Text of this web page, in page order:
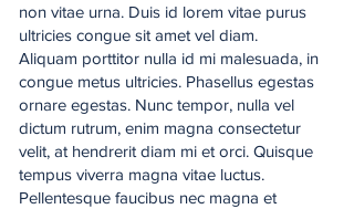
non vitae urna. Duis id lorem vitae purus
ultricies congue sit amet vel diam.
Aliquam porttitor nulla id mi malesuada, in
congue metus ultricies. Phasellus egestas
ornare egestas. Nunc tempor, nulla vel
dictum rutrum, enim magna consectetur
velit, at hendrerit diam mi et orci. Quisque
tempus viverra magna vitae luctus.
Pellentesque faucibus nec magna et